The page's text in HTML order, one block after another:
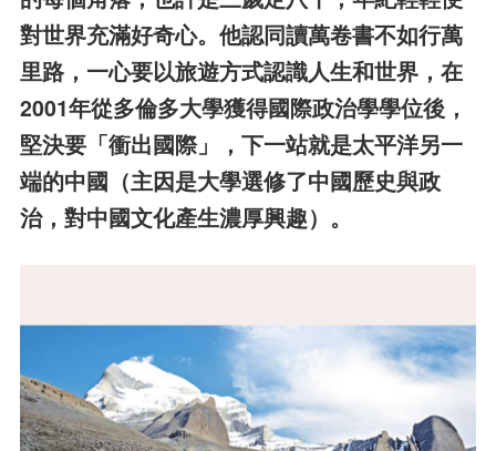
對世界充滿好奇心。他認同讀萬卷書不如行萬
里路，一心要以旅遊方式認識人生和世界，在
2001年從多倫多大學獲得國際政治學學位後，
堅決要「衝出國際」，下一站就是太平洋另一
端的中國（主因是大學選修了中國歷史與政
治，對中國文化產生濃厚興趣）。